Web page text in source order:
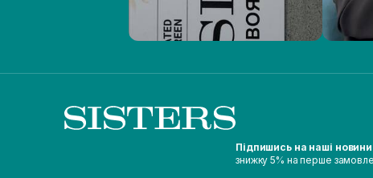
Підпишись на наші новини
знижку 5% на перше